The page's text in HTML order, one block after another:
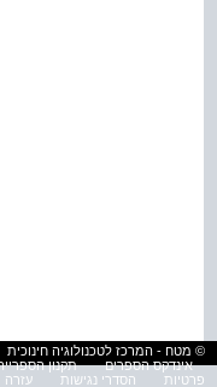
© מטח - המרכז לטכנולוגיה חינוכית
אינדקס הספרים
תקנון
פרטיות
הסדרי נגישות עזרה